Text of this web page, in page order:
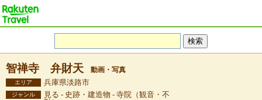
智禅寺 弁財天 動画・写真
エリア 兵庫県淡路市
ジャンル
見る - 史跡・建造物 - 寺院（観音・不